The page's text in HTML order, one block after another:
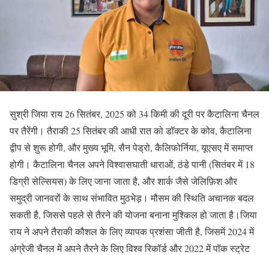
सुश्री जिया राय 26 सितंबर, 2025 को 34 किमी की दूरी पर कैटालिना चैनल
पर तैरेंगी। तैराकी 25 सितंबर की आधी रात को डॉक्टर के कोव, कैटालिना
द्वीप से शुरू होगी, और मुख्य भूमि, सैन पेड्रो, कैलिफोर्निया, यूएसए में समाप्त
होगी। कैटालिना चैनल अपने विश्वासघाती धाराओं, ठंडे पानी (सितंबर में 18
डिग्री सेल्सियस) के लिए जाना जाता है, और शार्क जैसे जेलिफ़िश और
समुद्री जानवरों के साथ संभावित मुठभेड़। मौसम की स्थिति अचानक बदल
सकती है, जिससे पहले से तैरने की योजना बनाना मुश्किल हो जाता है।जिया
राय ने अपने तैराकी कौशल के लिए व्यापक प्रशंसा जीती है, जिसमें 2024 में
अंग्रेजी चैनल में अपने तैरने के लिए विश्व रिकॉर्ड और 2022 में पॉक स्ट्रेट